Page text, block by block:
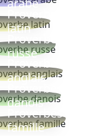
arabe
Proverbe
latin
Proverbe
russe
Proverbe
anglais
Proverbe
danois
Proverbes
famille